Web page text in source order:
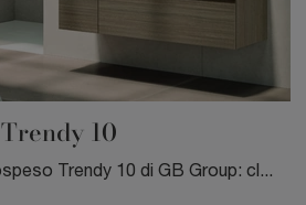
Trendy 10
Mobile da Bagno sospeso Trendy 10 di GB Group: clicca e ottieni informazioni su mobili bagno sospesi in laminato e accessori della marca.